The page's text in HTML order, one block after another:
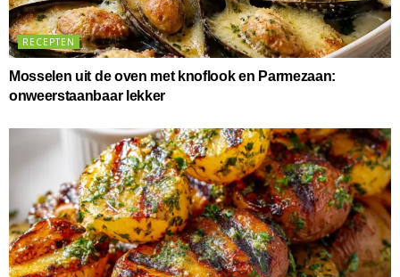
RECEPTEN
Mosselen uit de oven met knoflook en Parmezaan:
onweerstaanbaar lekker